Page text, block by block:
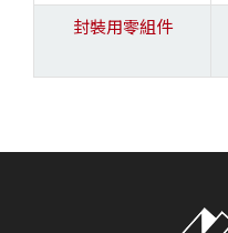
封裝用零組件